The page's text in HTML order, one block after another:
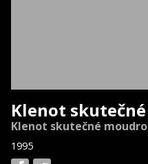
Klenot
Klenot skutečné
1995